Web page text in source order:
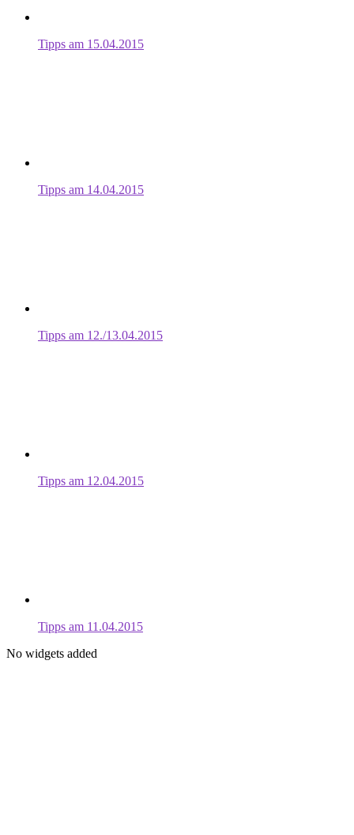
Tipps am 15.04.2015
Tipps am 14.04.2015
Tipps am 12./13.04.2015
Tipps am 12.04.2015
Tipps am 11.04.2015
No widgets added